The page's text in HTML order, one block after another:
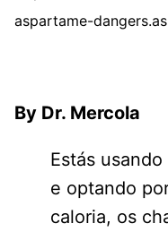
aspartame-
By Dr. Mercola
Estás
e optando
caloria, os